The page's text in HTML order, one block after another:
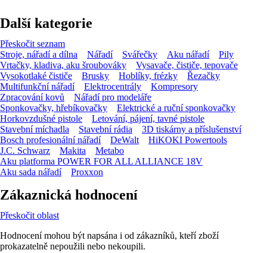
Další kategorie
Přeskočit seznam
Stroje, nářadí a dílna
Nářadí Svářečky Aku nářadí
Pily
Vrtačky, kladiva, aku šroubováky
Vysavače, čističe, tepovače
Vysokotlaké čističe
Brusky Hoblíky, frézky
Řezačky
Multifunkční nářadí
Elektrocentrály
Kompresory
Zpracování kovů
Nářadí pro modeláře
Sponkovačky, hřebíkovačky
Elektrické a ruční sponkovačky
Horkovzdušné pistole
Letování, pájení, tavné pistole
Stavební míchadla
Stavební rádia
3D tiskárny a příslušenství
Bosch profesionální nářadí
DeWalt
HiKOKI Powertools
J.C. Schwarz
Makita
Metabo
Aku platforma POWER FOR ALL ALLIANCE 18V
Aku sada nářadí
Proxxon
Zákaznická hodnocení
Přeskočit oblast
Hodnocení mohou být napsána i od zákazníků, kteří zboží
prokazatelně nepoužili nebo nekoupili.